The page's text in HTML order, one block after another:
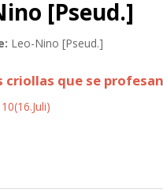
[Pseud.]
Leo-Nino [Pseud.]
criollas que se